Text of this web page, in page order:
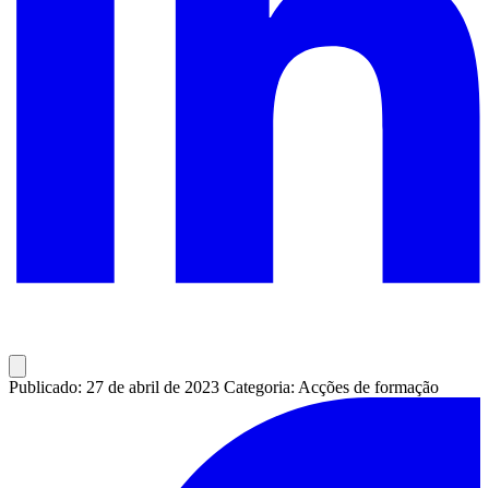
Publicado: 27 de abril de 2023 Categoria: Acções de formação